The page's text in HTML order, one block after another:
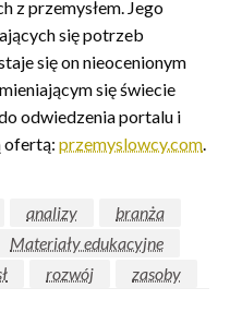
z przemysłem. Jego
się potrzeb
się on nieocenionym
się świecie
odwiedzenia portalu i
ofertą: przemyslowcy.com.
analizy
branża
Materiały edukacyjne
rozwój zasoby